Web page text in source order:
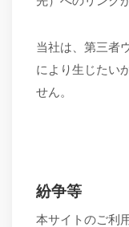
当社は、第三者
により生じたい
せん。
紛争等
本サイトのご利